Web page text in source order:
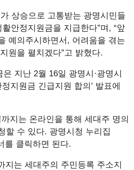
상승으로 고통받는 광명시민들
안정지원금을 지급한다”며, “앞
예의주시하면서, 어려움을 겪는
원을 펼치겠다”고 밝혔다.
지난 2월 16일 광명시·광명시
지원금 긴급지원 합의’ 발표에
지는 온라인을 통해 세대주 명의
할 수 있다. 광명시청 누리집
를 클릭하면 된다.
지는 세대주의 주민등록 주소지